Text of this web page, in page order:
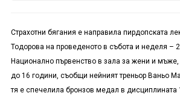
Страхотни бягания е направила пирдопската
Тодорова на проведеното в събота и неделя –
Национално първенство в зала за жени и
до 16 години, съобщи нейният треньор Ваньо
тя е спечелила бронзов медал в